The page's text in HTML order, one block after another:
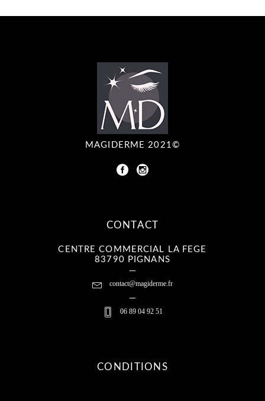
MAGIDERME 2021©
CONTACT
CENTRE COMMERCIAL LA FEGE
83790 PIGNANS
contact@magiderme.fr
06 89 04 92 51
CONDITIONS